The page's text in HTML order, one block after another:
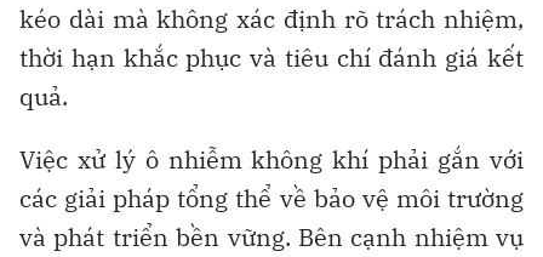
kéo dài mà không xác định rõ trách nhiệm,
thời hạn khắc phục và tiêu chí đánh giá kết
quả.
Việc xử lý ô nhiễm không khí phải gắn với
các giải pháp tổng thể về bảo vệ môi trường
và phát triển bền vững. Bên cạnh nhiệm vụ